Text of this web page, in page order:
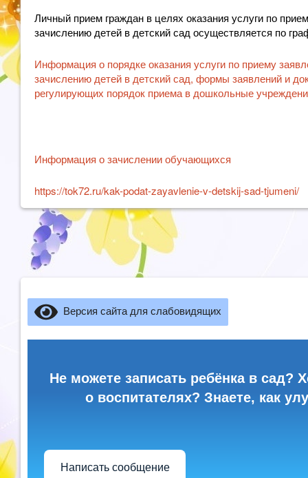
Личный прием граждан в целях оказания услуги по
зачислению детей в детский сад осуществляется по
Информация о порядке оказания услуги по приему
зачислению детей в детский сад, формы заявлений и
регулирующих порядок приема в дошкольные
Информация о зачислении обучающихся
https://tok72.ru/kak-podat-zayavlenie-v-detskij-sad-tjumeni/
Версия сайта для слабовидящих
Не можете записать ребёнка в сад?
о воспитателях? Знаете, как
Написать сообщение